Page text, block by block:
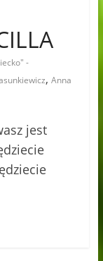
-
, Anna
jest